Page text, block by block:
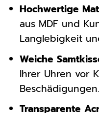
Hochwertige
aus MDF und
Langlebigkeit
Weiche
Ihrer Uhren vor
Beschädigungen.
Transparente